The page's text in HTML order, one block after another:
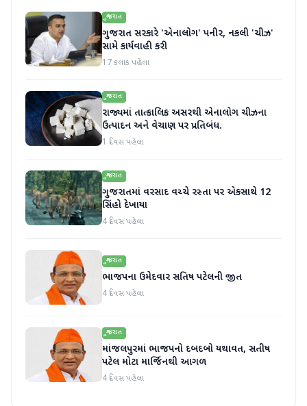
ગુજરાત
ગુજરાત સરકારે 'એનાલોગ' પનીર, નકલી 'ચીઝ'
સામે કાર્યવાહી કરી
17 કલાક પહેલા
ગુજરાત
રાજ્યમાં તાત્કાલિક અસરથી એનાલોગ ચીઝના
ઉત્પાદન અને વેચાણ પર પ્રતિબંધ.
1 દિવસ પહેલા
ગુજરાત
ગુજરાતમાં વરસાદ વચ્ચે રસ્તા પર એકસાથે 12
સિંહો દેખાયા
4 દિવસ પહેલા
ગુજરાત
ભાજપના ઉમેદવાર સતિષ પટેલની જીત
4 દિવસ પહેલા
ગુજરાત
માંજલપુરમાં ભાજપનો દબદબો યથાવત, સતીષ
પટેલ મોટા માર્જિનથી આગળ
4 દિવસ પહેલા